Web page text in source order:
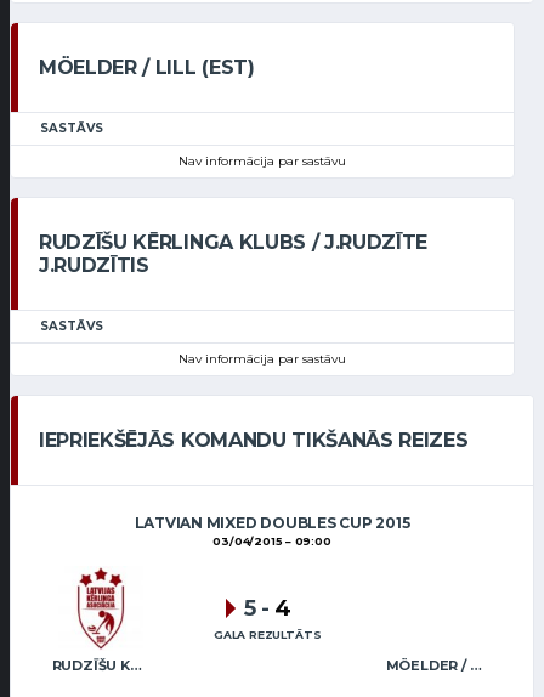
MÖELDER / LILL (EST)
SASTĀVS
Nav informācija par sastāvu
RUDZĪŠU KĒRLINGA KLUBS / J.RUDZĪTE
J.RUDZĪTIS
SASTĀVS
Nav informācija par sastāvu
IEPRIEKŠĒJĀS KOMANDU TIKŠANĀS REIZES
LATVIAN MIXED DOUBLES CUP 2015
03/04/2015 09:00
RUDZĪŠU KĒRLINGA KLUBS / J.RUDZĪTE J.RUDZĪTIS MÖELDER / LILL (EST)
5 - 4
GALA REZULTĀTS